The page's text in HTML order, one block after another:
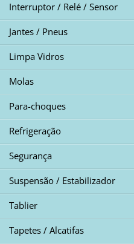
Interruptor / Relé / Sensor
Jantes / Pneus
Limpa Vidros
Molas
Para-choques
Refrigeração
Segurança
Suspensão / Estabilizador
Tablier
Tapetes / Alcatifas